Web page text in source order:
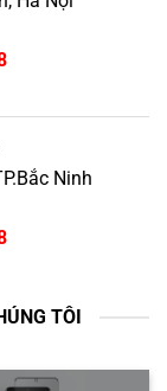
Ninh
TÔI